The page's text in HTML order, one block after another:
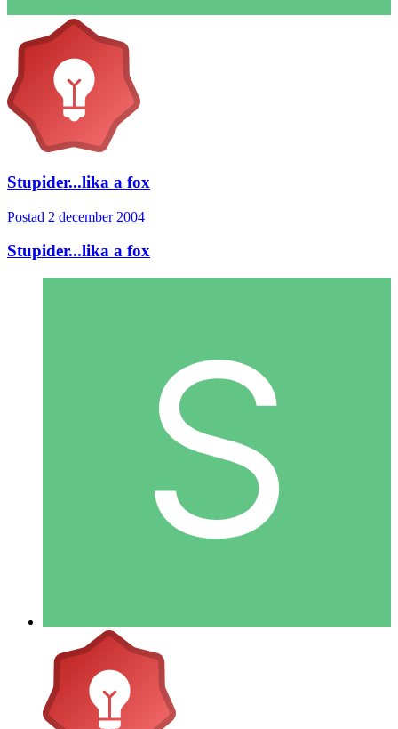
Stupider...lika a fox
Postad 2 december 2004
Stupider...lika a fox